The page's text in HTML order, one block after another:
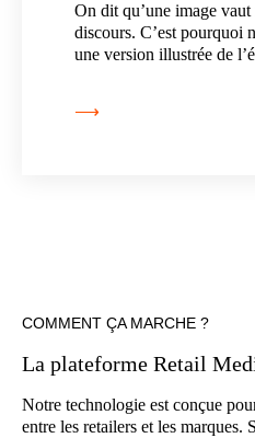
On dit qu’une image
discours. C’est pourquoi
une version illustrée de
⟶
COMMENT ÇA MARCHE ?
La plateforme Retail
Notre technologie est conçue
entre les retailers et les marques.